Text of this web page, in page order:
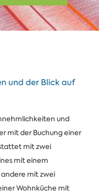
und der Blick auf
und
mit der Buchung einer
mit zwei
mit einem
mit zwei
Wohnküche mit